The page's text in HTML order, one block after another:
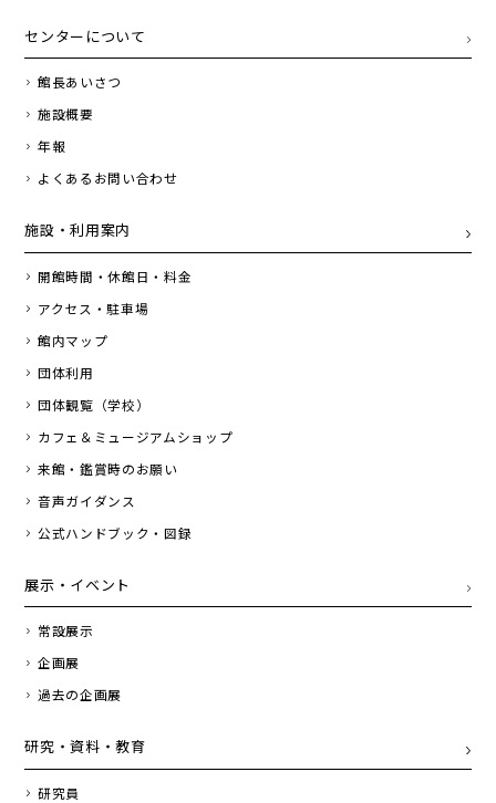
センターについて
館長あいさつ
施設概要
年報
よくあるお問い合わせ
施設・利用案内
開館時間・休館日・料金
アクセス・駐車場
館内マップ
団体利用
団体観覧（学校）
カフェ＆ミュージアムショップ
来館・鑑賞時のお願い
音声ガイダンス
公式ハンドブック・図録
展示・イベント
常設展示
企画展
過去の企画展
研究・資料・教育
研究員